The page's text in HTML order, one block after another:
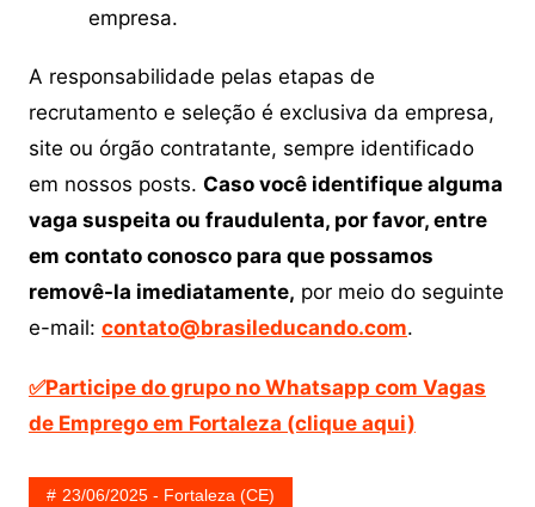
empresa.
A responsabilidade pelas etapas de
recrutamento e seleção é exclusiva da empresa,
site ou órgão contratante, sempre identificado
em nossos posts. Caso você identifique alguma
vaga suspeita ou fraudulenta, por favor, entre
em contato conosco para que possamos
removê-la imediatamente, por meio do seguinte
e-mail: contato@brasileducando.com.
✅Participe do grupo no Whatsapp com Vagas
de Emprego em Fortaleza (clique aqui)
23/06/2025 - Fortaleza (CE)